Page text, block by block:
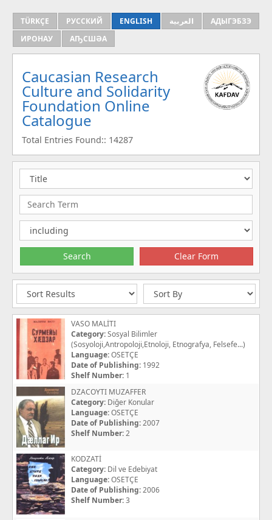
TÜRKÇE РУССКИЙ ENGLISH العربية
АДЫГЭБЗЭ
ИРОНАУ
АҦСШӘА
Caucasian Research
Culture and Solidarity
Foundation Online
Catalogue
Total Entries Found:: 14287
VASO MALİTI
Category:Sosyal Bilimler
(Sosyoloji,Antropoloji,Etnoloji, Etnografya, Felsefe...)
Language:OSETÇE
Date of Publishing: 1992
Shelf Number: 1
DZACOYTI MUZAFFER
Category: Diğer Konular
Language:OSETÇE
Date of Publishing:2007
Shelf Number:2
KODZATİ
Category: Dil ve Edebiyat
Language:OSETÇE
Date of Publishing:2006
Shelf Number:3